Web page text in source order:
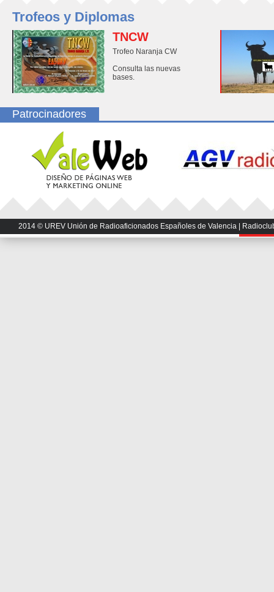
Trofeos y Diplomas
TNCW
Trofeo Naranja CW
Consulta las nuevas
bases.
Patrocinadores
2014 © UREV Unión de Radioaficionados Españoles de Valencia |